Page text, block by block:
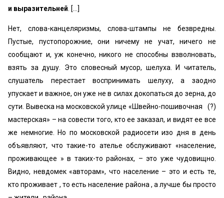
и выразительней . […]
Нет, слова-канцеляризмы, слова-штампы не безвредны.
Пустые, пустопорожние, они ничему не учат, ничего не
сообщают и, уж конечно, никого не способны взволновать,
взять за душу. Это словесный мусор, шелуха. И читатель,
слушатель перестает воспринимать шелуху, а заодно
упускает и важное, он уже не в силах докопаться до зерна, до
сути. Вывеска на московской улице «Швейно-пошивочная (?)
мастерская» – на совести того, кто ее заказал, и видят ее все
же немногие. Но по московской радиосети изо дня в день
объявляют, что такие-то ателье обслуживают «население,
проживающее » в таких-то районах, – это уже чудовищно.
Видно, невдомек «авторам», что население – это и есть те,
кто проживает , то есть население района , а лучше бы просто